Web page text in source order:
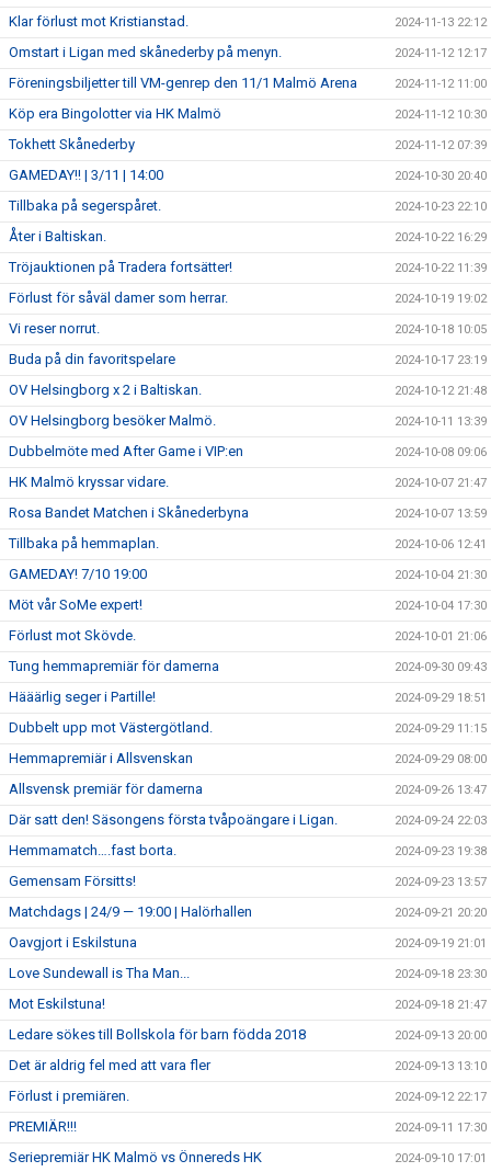
Klar förlust mot Kristianstad. 2024-11-13 22:12
Omstart i Ligan med skånederby på menyn. 2024-11-12 12:17
Föreningsbiljetter till VM-genrep den 11/1 Malmö Arena 2024-11-12 11:00
Köp era Bingolotter via HK Malmö 2024-11-12 10:30
Tokhett Skånederby 2024-11-12 07:39
GAMEDAY!! | 3/11 | 14:00 2024-10-30 20:40
Tillbaka på segerspåret. 2024-10-23 22:10
Åter i Baltiskan. 2024-10-22 16:29
Tröjauktionen på Tradera fortsätter! 2024-10-22 11:39
Förlust för såväl damer som herrar. 2024-10-19 19:02
Vi reser norrut. 2024-10-18 10:05
Buda på din favoritspelare 2024-10-17 23:19
OV Helsingborg x 2 i Baltiskan. 2024-10-12 21:48
OV Helsingborg besöker Malmö. 2024-10-11 13:39
Dubbelmöte med After Game i VIP:en 2024-10-08 09:06
HK Malmö kryssar vidare. 2024-10-07 21:47
Rosa Bandet Matchen i Skånederbyna 2024-10-07 13:59
Tillbaka på hemmaplan. 2024-10-06 12:41
GAMEDAY! 7/10 19:00 2024-10-04 21:30
Möt vår SoMe expert! 2024-10-04 17:30
Förlust mot Skövde. 2024-10-01 21:06
Tung hemmapremiär för damerna 2024-09-30 09:43
Hääärlig seger i Partille! 2024-09-29 18:51
Dubbelt upp mot Västergötland. 2024-09-29 11:15
Hemmapremiär i Allsvenskan 2024-09-29 08:00
Allsvensk premiär för damerna 2024-09-26 13:47
Där satt den! Säsongens första tvåpoängare i Ligan. 2024-09-24 22:03
Hemmamatch….fast borta. 2024-09-23 19:38
Gemensam Försitts! 2024-09-23 13:57
Matchdags | 24/9 — 19:00 | Halörhallen 2024-09-21 20:20
Oavgjort i Eskilstuna 2024-09-19 21:01
Love Sundewall is Tha Man... 2024-09-18 23:30
Mot Eskilstuna! 2024-09-18 21:47
Ledare sökes till Bollskola för barn födda 2018 2024-09-13 20:00
Det är aldrig fel med att vara fler 2024-09-13 13:10
Förlust i premiären. 2024-09-12 22:17
PREMIÄR!!! 2024-09-11 17:30
Seriepremiär HK Malmö vs Önnereds HK 2024-09-10 17:01